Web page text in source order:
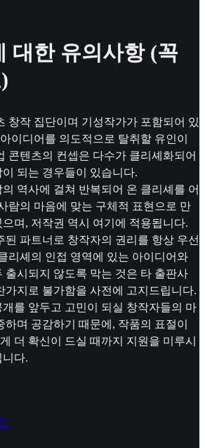
대한 유의사항 (꼭
창작 집단이며 기성작가가 포함되어 있
이디어를 의도적으로 탈취할 유인이
콘텐츠의 컨셉은 다수가 클리셰화되어
되는 경우들이 있습니다.
역사에 걸쳐 반복되어 온 클리셰를 어
람의 마음에 맞는 구체적 표현으로 만
며, 저작권 역시 여기에 적용됩니다.
된 파트너로 창작자의 권리를 항상 우선
리셰의 인접 영역에 있는 아이디어와
출시되지 않도록 막는 것은 타 출판사
가지로 불가함을 사전에 고지드립니다.
를 앞두고 고민이 되실 창작자들의 마
며 공감하기 때문에, 작품의 표절이
더 확신이 드실 때까지 지원을 미루시
다.